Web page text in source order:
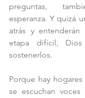
preguntas,
esperanza. Y quizá
atrás y
etapa difícil,
sostenerlos.
Porque hay
se escuchan